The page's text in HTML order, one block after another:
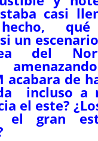
casi
un
del
acabara de
incluso a
el este?
el gran